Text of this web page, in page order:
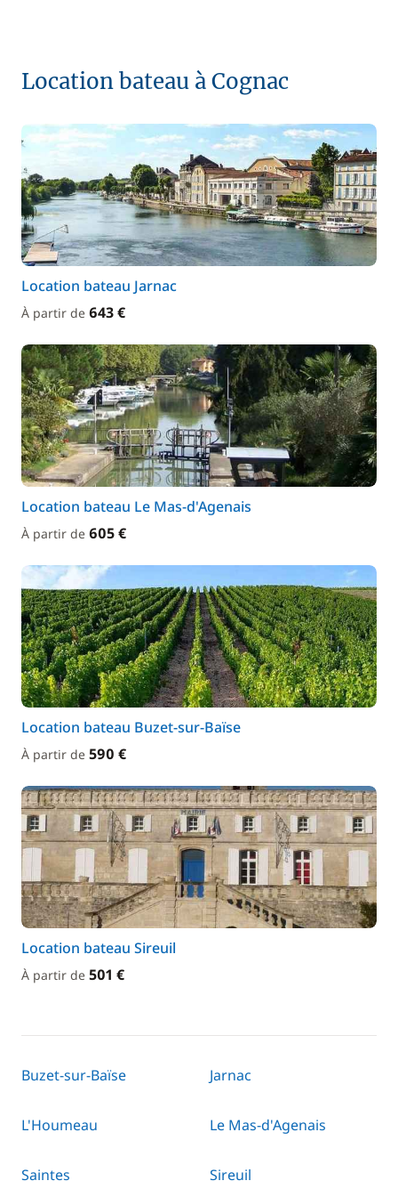
Location bateau à Cognac
Location bateau Jarnac
À partir de 643 €
Location bateau Le Mas-d'Agenais
À partir de 605 €
Location bateau Buzet-sur-Baïse
À partir de 590 €
Location bateau Sireuil
À partir de 501 €
Buzet-sur-Baïse Jarnac
L'Houmeau Le Mas-d'Agenais
Saintes Sireuil